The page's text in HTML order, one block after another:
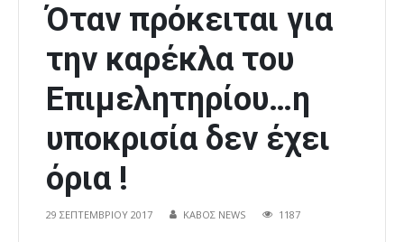
Όταν πρόκειται για
την καρέκλα του
Επιμελητηρίου…η
υποκρισία δεν έχει
όρια !
29 ΣΕΠΤΕΜΒΡΊΟΥ 2017 ΚΑΒΟΣ NEWS 1187